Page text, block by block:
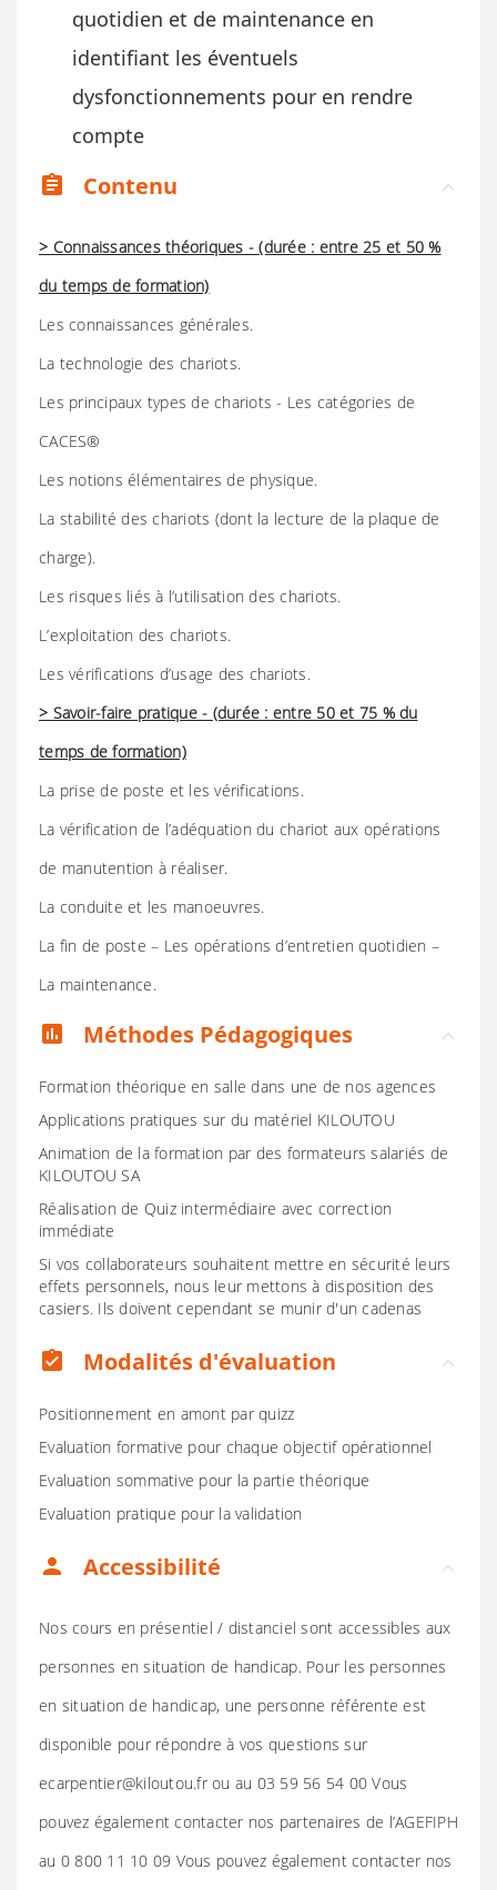
quotidien et de maintenance en
identifiant les éventuels
dysfonctionnements pour en rendre
compte
assignment
Contenu
> Connaissances théoriques - (durée : entre 25 et 50 %
du temps de formation)
Les connaissances générales.
La technologie des chariots.
Les principaux types de chariots - Les catégories de
CACES®
Les notions élémentaires de physique.
La stabilité des chariots (dont la lecture de la plaque de
charge).
Les risques liés à l’utilisation des chariots.
L’exploitation des chariots.
Les vérifications d’usage des chariots.
> Savoir-faire pratique - (durée : entre 50 et 75 % du
temps de formation)
La prise de poste et les vérifications.
La vérification de l’adéquation du chariot aux opérations
de manutention à réaliser.
La conduite et les manoeuvres.
La fin de poste – Les opérations d’entretien quotidien –
La maintenance.
assessment Méthodes Pédagogiques
Formation théorique en salle dans une de nos agences
Applications pratiques sur du matériel KILOUTOU
Animation de la formation par des formateurs salariés de
KILOUTOU SA
Réalisation de Quiz intermédiaire avec correction
immédiate
Si vos collaborateurs souhaitent mettre en sécurité leurs
effets personnels, nous leur mettons à disposition des
casiers. Ils doivent cependant se munir d'un cadenas
assignment_turned_in Modalités d'évaluation
Positionnement en amont par quizz
Evaluation formative pour chaque objectif opérationnel
Evaluation sommative pour la partie théorique
Evaluation pratique pour la validation
person Accessibilité
Nos cours en présentiel / distanciel sont accessibles aux
personnes en situation de handicap. Pour les personnes
en situation de handicap, une personne référente est
disponible pour répondre à vos questions sur
ecarpentier@kiloutou.fr ou au 03 59 56 54 00 Vous
pouvez également contacter nos partenaires de l’AGEFIPH
au 0 800 11 10 09 Vous pouvez également contacter nos